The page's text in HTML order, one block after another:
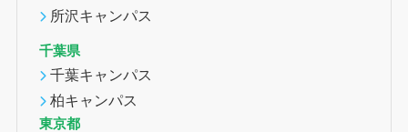
所沢キャンパス
千葉県
千葉キャンパス
柏キャンパス
東京都